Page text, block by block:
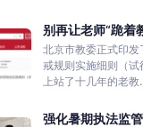
别再让老师“跪着
北京市教委正式印
戒规则实施细则（
上站了十几年的老教
强化暑期执法监